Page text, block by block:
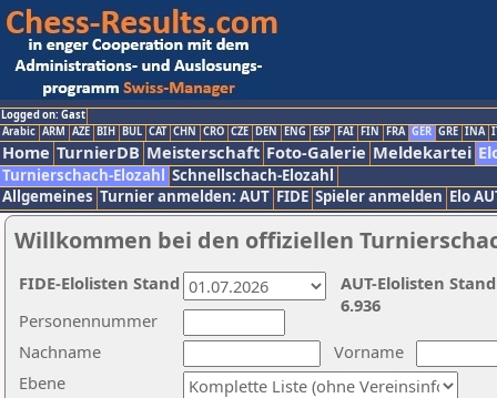
Logged on: Gast
Arabic ARM AZE BIH BUL CAT CHN CRO CZE DEN ENG ESP FAI FIN FRA GER GRE INA
Home TurnierDB Meisterschaft Foto-Galerie Meldekartei
Turnierschach-Elozahl Schnellschach-Elozahl
Allgemeines Turnier anmelden: AUT FIDE Spieler anmelden Elo
Willkommen bei den offiziellen
Nachname
Vorname
Ebene
Personennummer
AUT-Elolisten
6.936
FIDE-Elolisten Stand